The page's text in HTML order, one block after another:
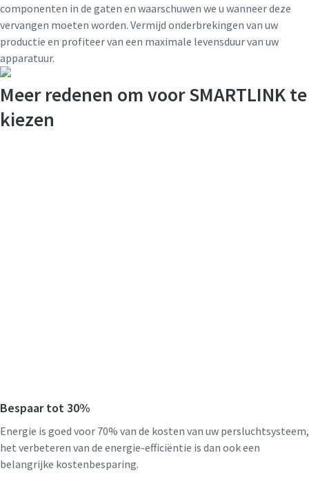
componenten in de gaten en waarschuwen we u wanneer deze
vervangen moeten worden. Vermijd onderbrekingen van uw
productie en profiteer van een maximale levensduur van uw
apparatuur.
Meer redenen om voorSMARTLINK te
kiezen
Bespaar tot 30%
Energie is goed voor 70% van de kosten van uw persluchtsysteem,
het verbeteren van de energie-efficiëntie is dan ook een
belangrijke kostenbesparing.